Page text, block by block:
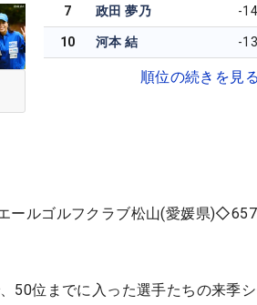
7 政田 夢乃 -14
10 河本 結 -13
順位の続きを見る
ルゴルフクラブ松山(愛媛県
50位までに入った選手たちの来季